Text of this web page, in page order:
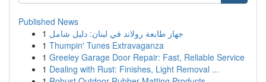
Published News
1 جهاز طابعة رولاند في لبنان: دليل شامل
1 Thumpin' Tunes Extravaganza
1 Greeley Garage Door Repair: Fast, Reliable Service
1 Dealing with Rust: Finishes, Light Removal ...